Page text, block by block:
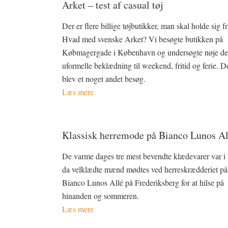
Arket – test af casual tøj
Der er flere billige tøjbutikker, man skal holde sig
Hvad med svenske Arket? Vi besøgte butikken på
Købmagergade i København og undersøgte nøje
uformelle beklædning til weekend, fritid og ferie.
blev et noget andet besøg.
Læs mere
Klassisk herremode på Bianco Lunos
De varme dages tre mest bevendte klædevarer var i
da velklædte mænd mødtes ved herreskrædderiet på
Bianco Lunos Allé på Frederiksberg for at hilse på
hinanden og sommeren.
Læs mere